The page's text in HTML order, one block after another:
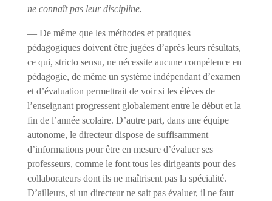
ne connaît pas leur discipline.
— De même que les méthodes et pratiques
pédagogiques doivent être jugées d’après leurs résultats,
ce qui, stricto sensu, ne nécessite aucune compétence en
pédagogie, de même un système indépendant d’examen
et d’évaluation permettrait de voir si les élèves de
l’enseignant progressent globalement entre le début et la
fin de l’année scolaire. D’autre part, dans une équipe
autonome, le directeur dispose de suffisamment
d’informations pour être en mesure d’évaluer ses
professeurs, comme le font tous les dirigeants pour des
collaborateurs dont ils ne maîtrisent pas la spécialité.
D’ailleurs, si un directeur ne sait pas évaluer, il ne faut